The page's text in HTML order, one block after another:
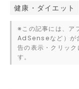
健康・ダイエット
※この記事には、
AdSenseなど）が
告の表示・クリッ
す。